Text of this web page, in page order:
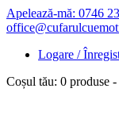
Apelează-mă: 0746
Logare /
Coșul tău: 0 produse -